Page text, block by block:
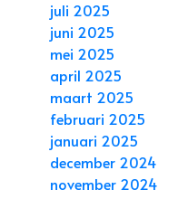
juli 2025
juni 2025
mei 2025
april 2025
maart 2025
februari 2025
januari 2025
december 2024
november 2024